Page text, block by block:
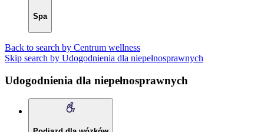
Spa
Back to search by Centrum wellness
Skip search by Udogodnienia dla niepełnosprawnych
Udogodnienia dla niepełnosprawnych